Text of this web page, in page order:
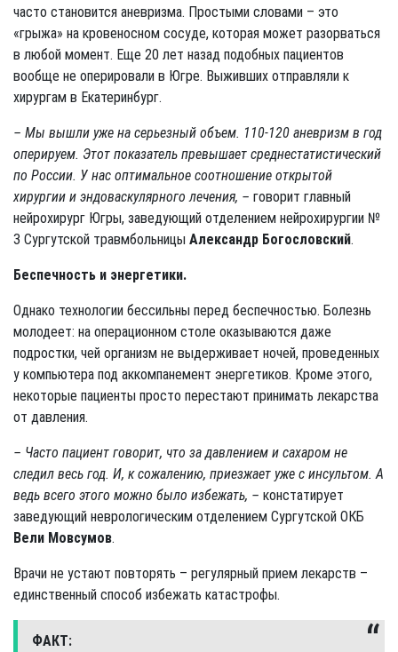
часто становится аневризма. Простыми словами – это
«грыжа» на кровеносном сосуде, которая может разорваться
в любой момент. Еще 20 лет назад подобных пациентов
вообще не оперировали в Югре. Выживших отправляли к
хирургам в Екатеринбург.
– Мы вышли уже на серьезный объем. 110-120 аневризм в год
оперируем. Этот показатель превышает среднестатистический
по России. У нас оптимальное соотношение открытой
хирургии и эндоваскулярного лечения, – говорит главный
нейрохирург Югры, заведующий отделением нейрохирургии №
3 Сургутской травмбольницы Александр Богословский.
Беспечность и энергетики.
Однако технологии бессильны перед беспечностью. Болезнь
молодеет: на операционном столе оказываются даже
подростки, чей организм не выдерживает ночей, проведенных
у компьютера под аккомпанемент энергетиков. Кроме этого,
некоторые пациенты просто перестают принимать лекарства
от давления.
– Часто пациент говорит, что за давлением и сахаром не
следил весь год. И, к сожалению, приезжает уже с инсультом. А
ведь всего этого можно было избежать, – констатирует
заведующий неврологическим отделением Сургутской ОКБ
Вели Мовсумов.
Врачи не устают повторять – регулярный прием лекарств –
единственный способ избежать катастрофы.
ФАКТ: